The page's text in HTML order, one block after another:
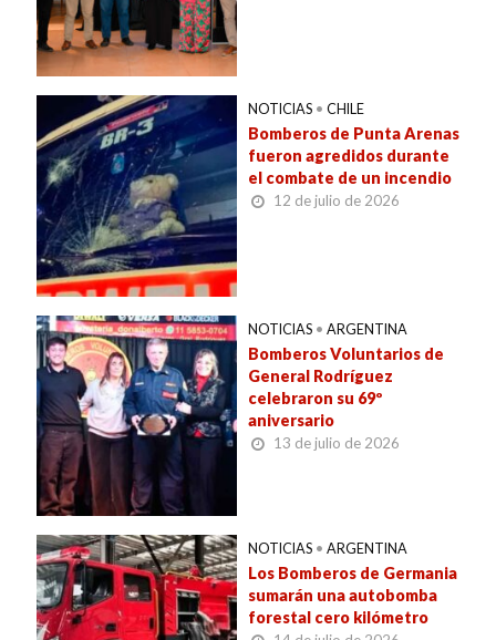
NOTICIAS • CHILE
Bomberos de Punta Arenas
fueron agredidos durante
el combate de un incendio
12 de julio de 2026
NOTICIAS • ARGENTINA
Bomberos Voluntarios de
General Rodríguez
celebraron su 69º
aniversario
13 de julio de 2026
NOTICIAS • ARGENTINA
Los Bomberos de Germania
sumarán una autobomba
forestal cero kilómetro